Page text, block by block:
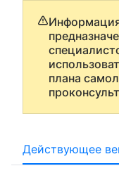
плана
Действующее